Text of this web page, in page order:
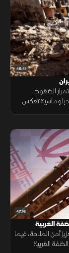
45:41
الضغوط
تعكس
47:16
الغربية
الملاحة، فيما
الغربية